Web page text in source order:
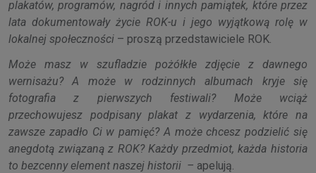
plakatów, programów, nagród i innych pamiątek, które przez
lata dokumentowały życie ROK-u i jego wyjątkową rolę w
lokalnej społeczności – proszą przedstawiciele ROK.
Może masz w szufladzie pożółkłe zdjęcie z dawnego
wernisażu? A może w rodzinnych albumach kryje się
fotografia z pierwszych festiwali? Może wciąż
przechowujesz podpisany plakat z wydarzenia, które na
zawsze zapadło Ci w pamięć? A może chcesz podzielić się
anegdotą związaną z ROK? Każdy przedmiot, każda historia
to bezcenny element naszej historii – apelują.